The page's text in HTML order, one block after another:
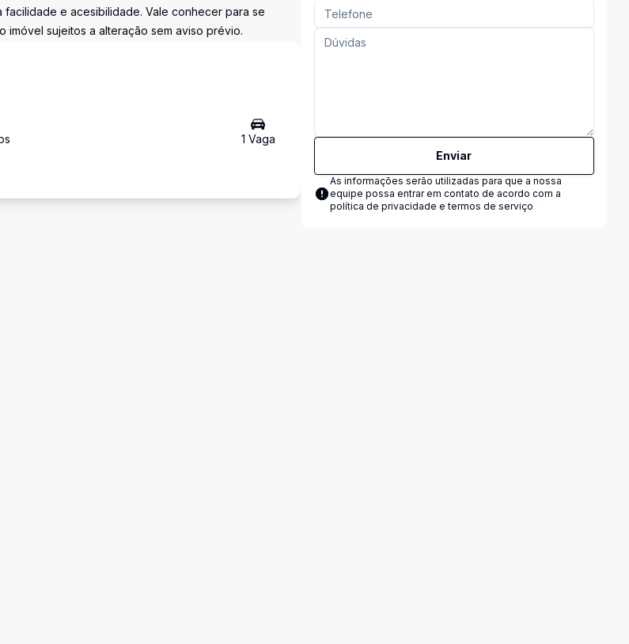
facilidade e acesibilidade. Vale conhecer para se
imóvel sujeitos a alteração sem aviso prévio.
s 1 Vaga
Enviar
As informações serão utilizadas para que a nossa
equipe possa entrar em contato de acordo com a
política de privacidade e termos de serviço